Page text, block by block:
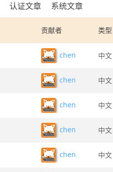
认证文章 系统文章
贡献者 类型
chen 中文
chen 中文
chen 中文
chen 中文
chen 中文